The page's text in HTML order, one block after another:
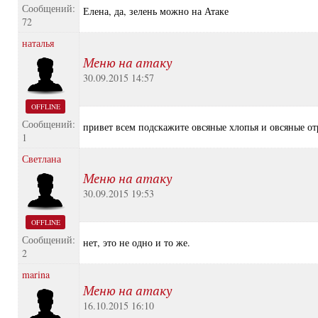
Сообщений:
72
Елена, да, зелень можно на Атаке
наталья
OFFLINE
Сообщений:
1
Меню на атаку
30.09.2015 14:57
привет всем подскажите овсяные хлопья и овсяные
Светлана
OFFLINE
Сообщений:
2
Меню на атаку
30.09.2015 19:53
нет, это не одно и то же.
marina
Меню на атаку
16.10.2015 16:10